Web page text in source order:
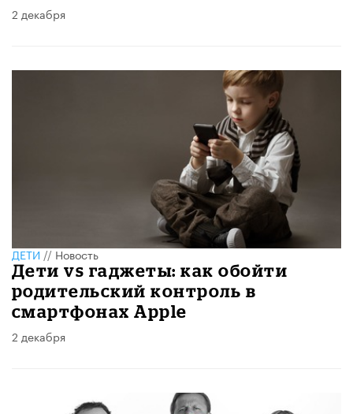
2 декабря
ДЕТИ//Новость
Дети vs гаджеты: как обойти
родительский контроль в
смартфонах Apple
2 декабря